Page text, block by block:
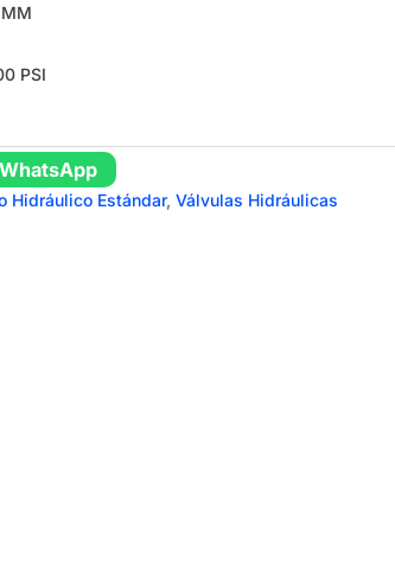
PSI
Hidráulico Estándar, Válvulas Hidráulicas